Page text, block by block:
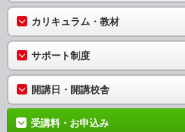
カリキュラム・教材
サポート制度
開講日・開講校舎
受講料・お申込み